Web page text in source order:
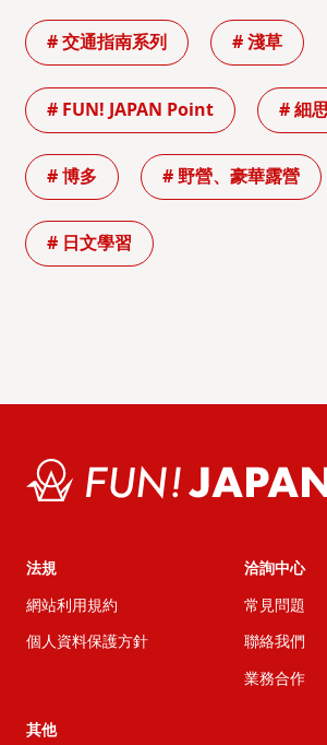
# 交通指南系列 # 淺草
# FUN! JAPAN Point # 細
# 博多 # 野營、豪華露營
# 日文學習
法規
網站利用規約
個人資料保護方針
洽詢中心
常見問題
聯絡我們
業務合作
其他